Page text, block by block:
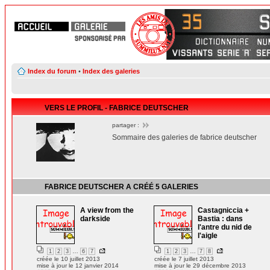
Index du forum • Index des galeries
VERS LE PROFIL - FABRICE DEUTSCHER
partager :
Sommaire des galeries de fabrice deutscher
FABRICE DEUTSCHER A CRÉÉ 5 GALERIES
A view from the
darkside
1 2 3 6 7
créée le 10 juillet 2013
mise à jour le 12 janvier 2014
Castagniccia +
Bastia : dans
l'antre du nid de
l'aigle
1 2 3 7 8
créée le 7 juillet 2013
mise à jour le 29 décembre 2013